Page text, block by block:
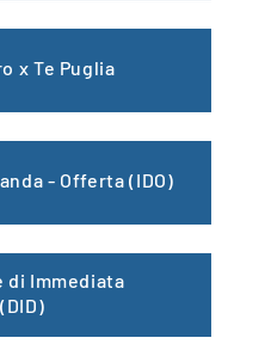
x Te Puglia
- Offerta (IDO)
di Immediata